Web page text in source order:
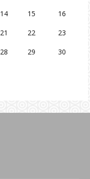
14 15 16
21 22 23
28 29 30